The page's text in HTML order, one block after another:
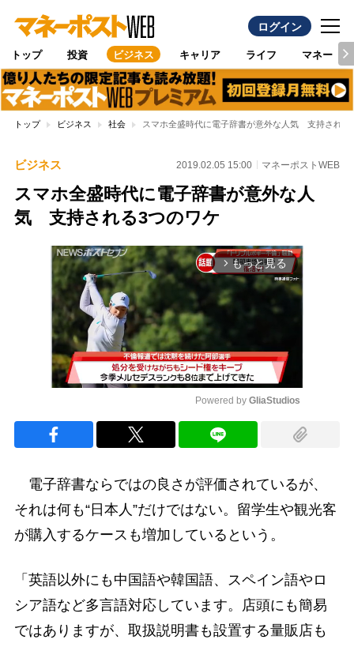
ログイン
トップ 投資 ビジネス キャリア ライフ マネー
トップ ビジネス 社会 スマホ全盛時代に電子辞書が意外な人気 支持される
ビジネス 2019.02.05 15:00 マネーポストWEB
スマホ全盛時代に電子辞書が意外な人
気 支持される3つのワケ
arrow_forward_ios もっと見る
Powered by GliaStudios
電子辞書ならではの良さが評価されているが、
それは何も“日本人”だけではない。留学生や観光客
が購入するケースも増加しているという。
「英語以外にも中国語や韓国語、スペイン語やロ
シア語など多言語対応しています。店頭にも簡易
ではありますが、取扱説明書も設置する量販店も